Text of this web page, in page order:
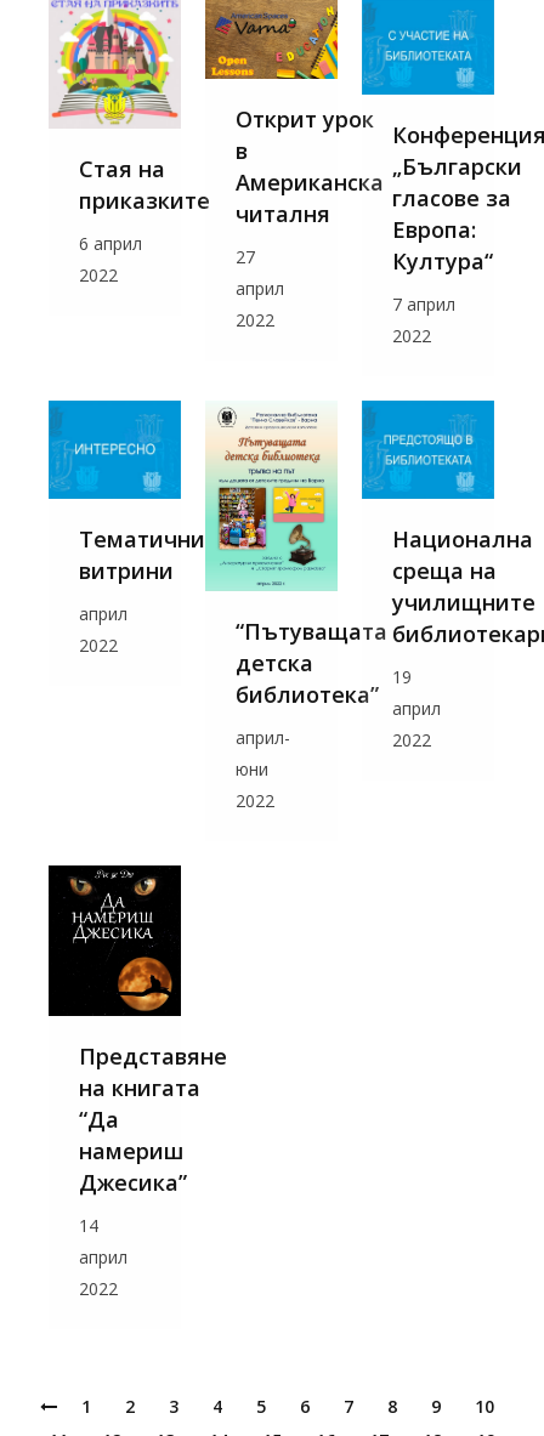
Стая на
приказките
6 април
2022
Открит урок
в
Американска
читалня
27
април
2022
„Български
гласове за
Европа:
Култура“
7 април
2022
Тематични
витрини
април
2022
“Пътуващата
детска
библиотека”
април-
юни
2022
Национална
среща на
училищните
19
април
2022
Представяне
на книгата
“Да
намериш
Джесика”
14
април
2022
1 2 3 4 5 6 7 8 9
10